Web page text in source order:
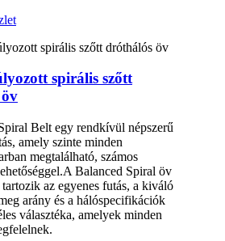
spirális szőtt
Belt egy rendkívül népszerű
amely szinte minden
megtalálható, számos
Balanced Spiral öv
az egyenes futás, a kiváló
arány és a hálóspecifikációk
választéka, amelyek minden